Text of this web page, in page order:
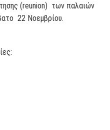
(reunion) των παλαιών
22 Νοεμβρίου.